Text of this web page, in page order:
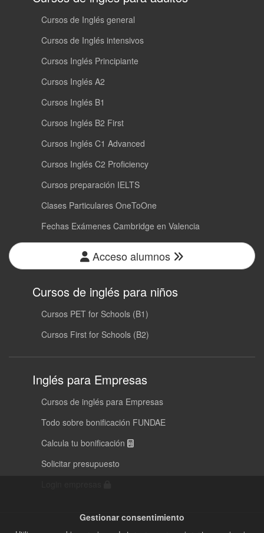
Cursos de Inglés general
Cursos de Inglés intensivos
Cursos Inglés Principiante
Cursos Inglés A2
Cursos Inglés B1
Cursos Inglés B2 First
Cursos Inglés C1 Advanced
Cursos Inglés C2 Proficiency
Cursos preparación IELTS
Clases Particulares OneToOne
Fechas Exámenes Cambridge en Valencia
Acceso alumnos
Cursos de inglés para niños
Cursos PET for Schools (B1)
Cursos First for Schools (B2)
Inglés para Empresas
Cursos de inglés para Empresas
Todo sobre bonificación FUNDAE
Calcula tu bonificación
Solicitar presupuesto
Gestionar consentimiento